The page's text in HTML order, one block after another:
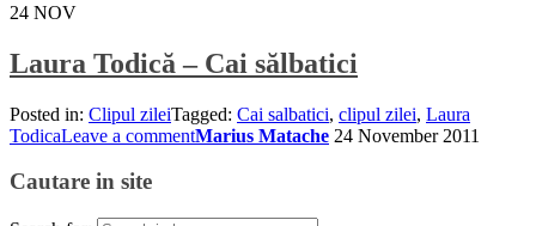
24 NOV
Laura Todică – Cai sălbatici
Posted in: Clipul zileiTagged: Cai salbatici, clipul zilei, Laura
TodicaLeave a commentMarius Matache 24 November 2011
Cautare in site